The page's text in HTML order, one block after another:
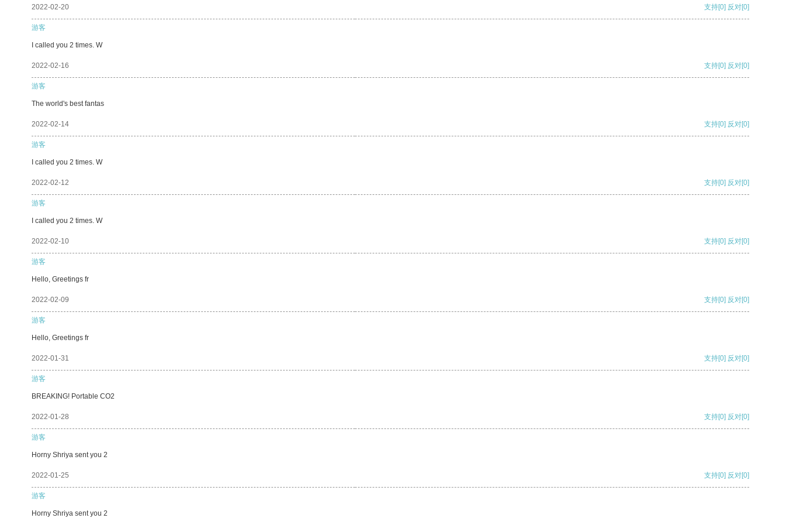
2022-02-20 支持[0] 反对[0]
游客
I called you 2 times. W
2022-02-16 支持[0] 反对[0]
游客
The world's best fantas
2022-02-14 支持[0] 反对[0]
游客
I called you 2 times. W
2022-02-12 支持[0] 反对[0]
游客
I called you 2 times. W
2022-02-10 支持[0] 反对[0]
游客
Hello, Greetings fr
2022-02-09 支持[0] 反对[0]
游客
Hello, Greetings fr
2022-01-31 支持[0] 反对[0]
游客
BREAKING! Portable CO2
2022-01-28 支持[0] 反对[0]
游客
Horny Shriya sent you 2
2022-01-25 支持[0] 反对[0]
游客
Horny Shriya sent you 2